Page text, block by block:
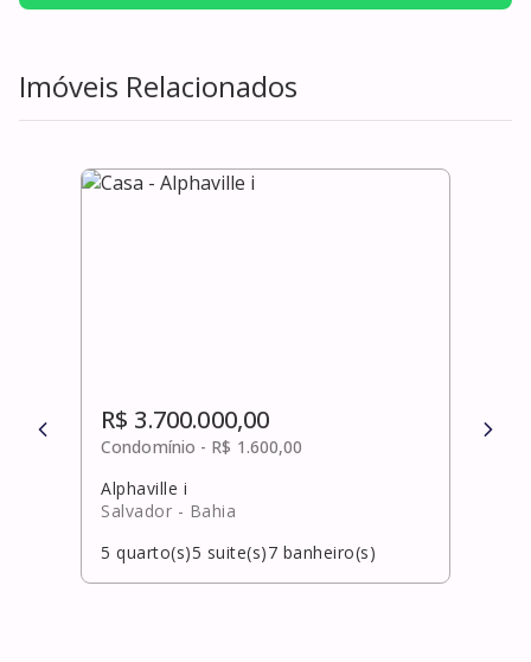
Imóveis Relacionados
R$ 3.700.000,00
Condomínio - R$ 1.600,00
Alphaville i
Salvador - Bahia
5 quarto(s)5 suite(s)7 banheiro(s)
R$